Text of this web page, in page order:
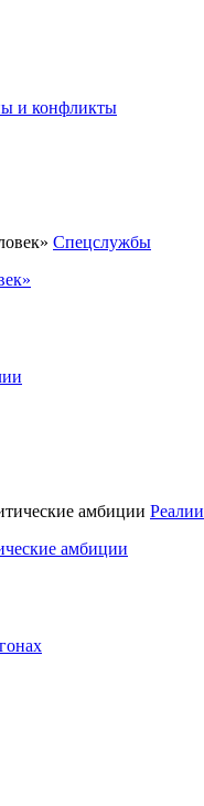
и конфликты
Спецслужбы
Реалии
амбиции